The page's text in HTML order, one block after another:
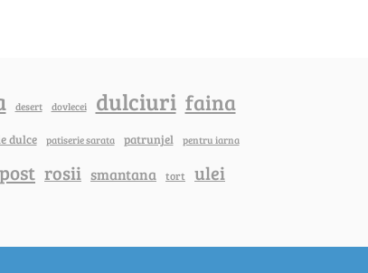
desert dovlecei dulciuri faina
dulce patiserie sarata patrunjel pentru iarna
rosii smantana tort ulei